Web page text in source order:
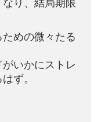
り、結局期限
めの微々たる
いかにストレ
ず。